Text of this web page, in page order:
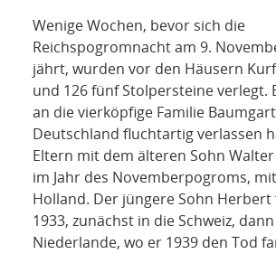
RUBRIKEN
NETZWERK
SPONSORING
KONTAKT
Wenige Wochen, bevor sich die
Reichspogromnacht am 9.
jährt, wurden vor den Häusern
und 126 fünf Stolpersteine verlegt.
an die vierköpfige Familie
Deutschland fluchtartig verlassen
Eltern mit dem älteren Sohn
im Jahr des Novemberpogroms,
Holland. Der jüngere Sohn Herbert
1933, zunächst in die Schweiz,
Niederlande, wo er 1939 den Tod